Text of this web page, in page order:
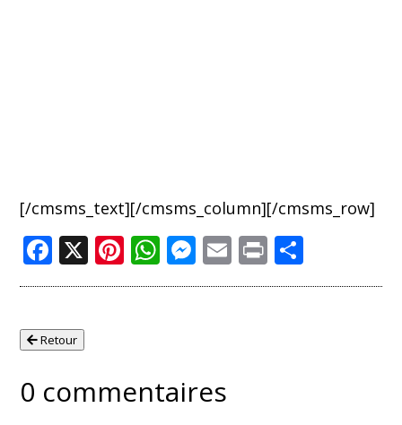
[/cmsms_text][/cmsms_column][/cmsms_row]
Facebook
X Pinterest
WhatsApp
Messenger
Email
Print
Retour
0 commentaires